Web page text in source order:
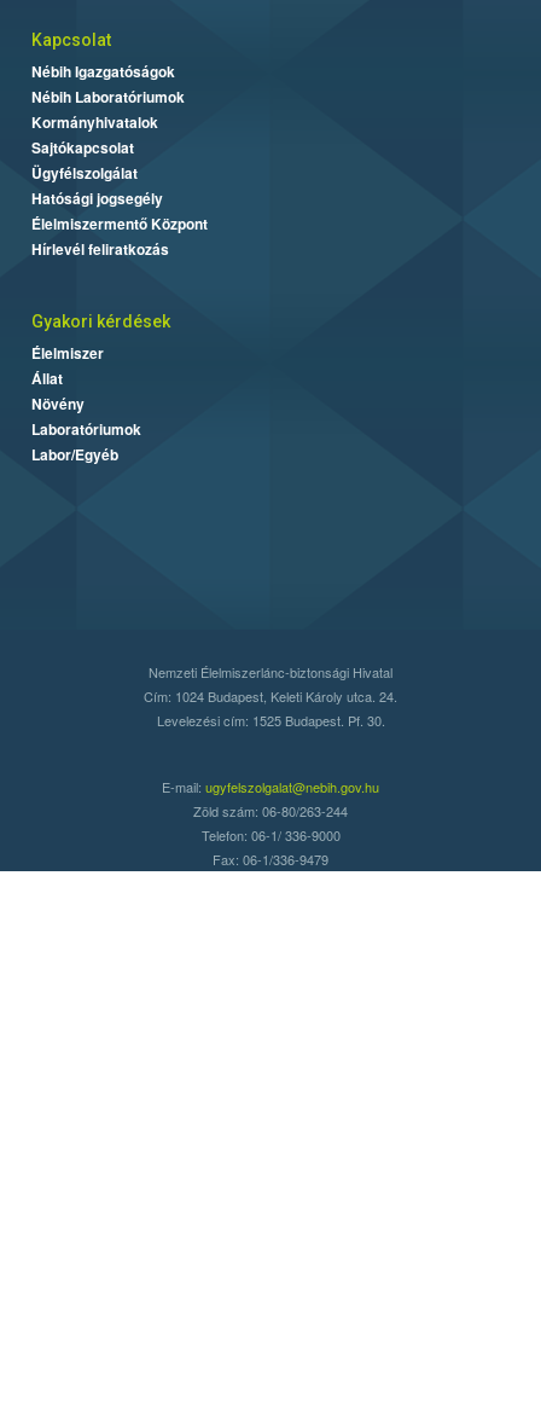
Kapcsolat
Nébih Igazgatóságok
Nébih Laboratóriumok
Kormányhivatalok
Sajtókapcsolat
Ügyfélszolgálat
Hatósági jogsegély
Élelmiszermentő Központ
Hírlevél feliratkozás
Gyakori kérdések
Élelmiszer
Állat
Növény
Laboratóriumok
Labor/Egyéb
Nemzeti Élelmiszerlánc-biztonsági Hivatal
Cím: 1024 Budapest, Keleti Károly utca. 24.
Levelezési cím: 1525 Budapest. Pf. 30.
E-mail: ugyfelszolgalat@nebih.gov.hu
Zöld szám: 06-80/263-244
Telefon: 06-1/ 336-9000
Fax: 06-1/336-9479